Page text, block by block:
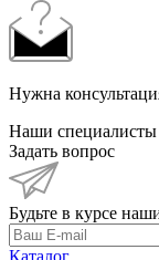
Нужна
Наши специалисты
Задать вопрос
Будьте в курсе
Каталог